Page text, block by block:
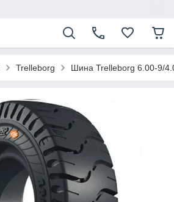
Trelleborg Шина Trelleborg 6.00-9/